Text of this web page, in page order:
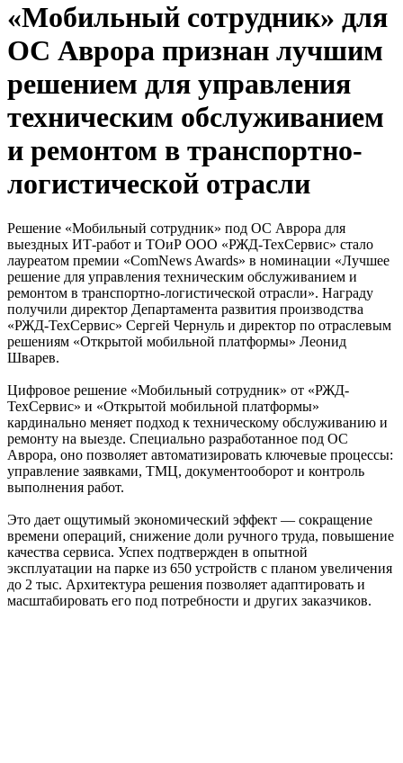
«Мобильный сотрудник» для
ОС Аврора признан лучшим
решением для управления
техническим обслуживанием
и ремонтом в транспортно-
логистической отрасли
Решение «Мобильный сотрудник» под ОС Аврора для
выездных ИТ-работ и ТОиР ООО «РЖД-ТехСервис» стало
лауреатом премии «ComNews Awards» в номинации «Лучшее
решение для управления техническим обслуживанием и
ремонтом в транспортно-логистической отрасли». Награду
получили директор Департамента развития производства
«РЖД-ТехСервис» Сергей Чернуль и директор по отраслевым
решениям «Открытой мобильной платформы» Леонид
Шварев.
Цифровое решение «Мобильный сотрудник» от «РЖД-
ТехСервис» и «Открытой мобильной платформы»
кардинально меняет подход к техническому обслуживанию и
ремонту на выезде. Специально разработанное под ОС
Аврора, оно позволяет автоматизировать ключевые процессы:
управление заявками, ТМЦ, документооборот и контроль
выполнения работ.
Это дает ощутимый экономический эффект — сокращение
времени операций, снижение доли ручного труда, повышение
качества сервиса. Успех подтвержден в опытной
эксплуатации на парке из 650 устройств с планом увеличения
до 2 тыс. Архитектура решения позволяет адаптировать и
масштабировать его под потребности и других заказчиков.